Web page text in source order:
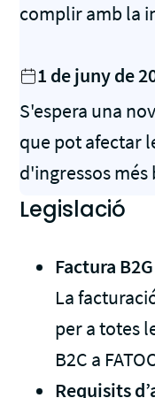
complir amb la
1 de juny de
S'espera una
que pot afectar
d'ingressos més
Legislació
Factura
La
per a totes
B2C a
Requisits